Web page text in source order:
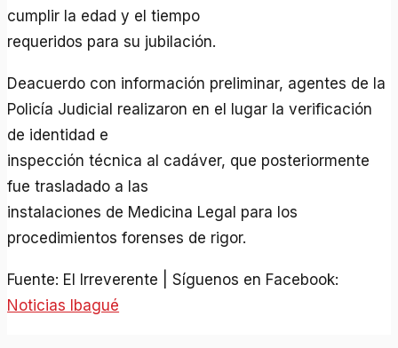
cumplir la edad y el tiempo
requeridos para su jubilación.
Deacuerdo con información preliminar, agentes de la
Policía Judicial realizaron en el lugar la verificación
de identidad e
inspección técnica al cadáver, que posteriormente
fue trasladado a las
instalaciones de Medicina Legal para los
procedimientos forenses de rigor.
Fuente: El Irreverente | Síguenos en Facebook:
Noticias Ibagué